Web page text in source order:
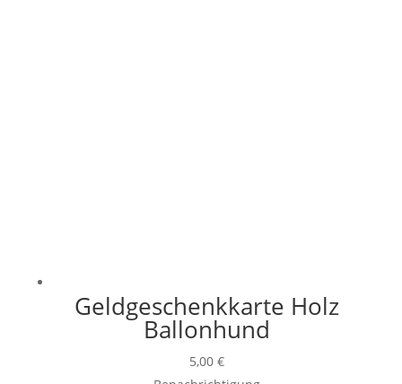
Geldgeschenkkarte Holz
Ballonhund
5,00€